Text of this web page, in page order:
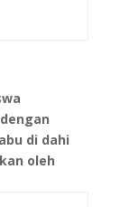
di dahi
oleh